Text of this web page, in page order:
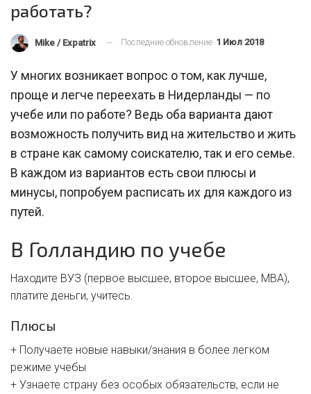
работать?
Mike / Expatrix Последние обновление 1 Июл 2018
У многих возникает вопрос о том, как лучше,
проще и легче переехать в Нидерланды — по
учебе или по работе? Ведь оба варианта дают
возможность получить вид на жительство и жить
в стране как самому соискателю, так и его семье.
В каждом из вариантов есть свои плюсы и
минусы, попробуем расписать их для каждого из
путей.
В Голландию по учебе
Находите ВУЗ (первое высшее, второе высшее, MBA),
платите деньги, учитесь.
Плюсы
+ Получаете новые навыки/знания в более легком
режиме учебы
+ Узнаете страну без особых обязательств, если не